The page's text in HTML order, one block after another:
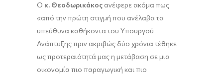
Ο κ. Θεοδωρικάκος ανέφερε ακόμα πως
«από την πρώτη στιγμή που ανέλαβα τα
υπεύθυνα καθήκοντα του Υπουργού
Ανάπτυξης πριν ακριβώς δύο χρόνια τέθηκε
ως προτεραιότητά μας η μετάβαση σε μια
οικονομία πιο παραγωγική και πιο